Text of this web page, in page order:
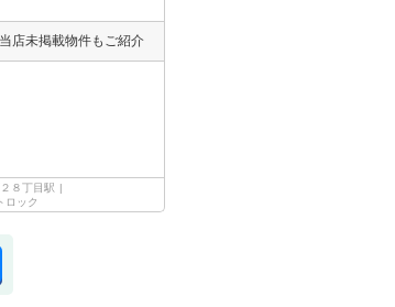
店未掲載物件もご紹介
８丁目駅
ロック